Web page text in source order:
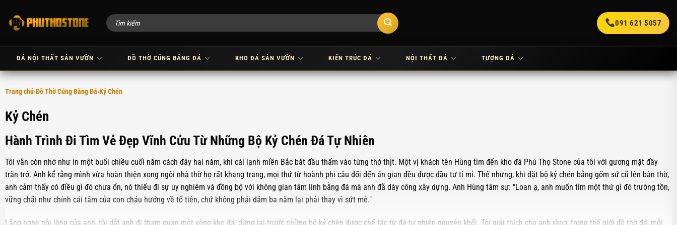
qua
dung
091 621 5057
ĐÁ NỘI THẤT SÂN VƯỜN ĐỒ THỜ CÚNG BẰNG ĐÁ KHO ĐÁ SÂN VƯỜN KIẾN TRÚC ĐÁ NỘI THẤT ĐÁ TƯỢNG ĐÁ
Trang chủ Đồ Thờ Cúng Bằng Đá Kỷ Chén
Kỷ Chén
Hành Trình Đi Tìm Vẻ Đẹp Vĩnh Cửu Từ Những Bộ Kỷ Chén Đá Tự Nhiên
Tôi vẫn còn nhớ như in một buổi chiều cuối năm cách đây hai năm, khi cái lạnh miền Bắc bắt đầu thấm vào từng thớ thịt. Một vị khách tên Hùng tìm đến kho đá Phú Thọ Stone của tôi với gương mặt đầy
trăn trở. Anh kể rằng mình vừa hoàn thiện xong ngôi nhà thờ họ rất khang trang, mọi thứ từ hoành phi câu đối đến án gian đều được đầu tư tỉ mỉ. Thế nhưng, khi đặt bộ kỷ chén bằng gốm sứ cũ lên bàn thờ,
anh cảm thấy có điều gì đó chưa ổn, nó thiếu đi sự uy nghiêm và đồng bộ với không gian tâm linh bằng đá mà anh đã dày công xây dựng. Anh Hùng tâm sự: "Loan ạ, anh muốn tìm một thứ gì đó trường tồn,
vững chãi như chính cái tâm của con cháu hướng về tổ tiên, chứ không phải dăm ba năm lại phải thay vì sứt mẻ."
Lắng nghe nỗi lòng của anh, tôi dắt anh đi tham quan một vòng kho đá, dừng lại trước những bộ kỷ chén được chế tác từ đá tự nhiên nguyên khối. Tôi giải thích cho anh rằng, trong thế giới đồ thờ đá, mỗi